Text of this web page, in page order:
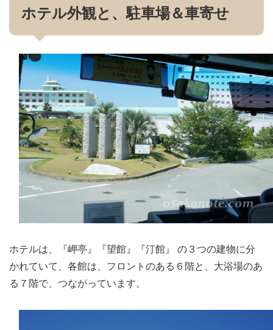
ホテル外観と、駐車場＆車寄せ
ホテルは、『岬亭』『望館』『汀館』 の３つの建物に分
かれていて、各館は、フロントのある６階と、大浴場のあ
る７階で、つながっています。